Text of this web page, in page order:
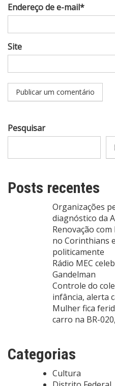
Endereço de e-mail*
Site
Pesquisar
Posts recentes
Organizações
diagnóstico da
Renovação
no Corinthians
politicamente
Rádio MEC
Gandelman
Controle do
infância, alerta
Mulher fica
carro na BR-
Categorias
Cultura